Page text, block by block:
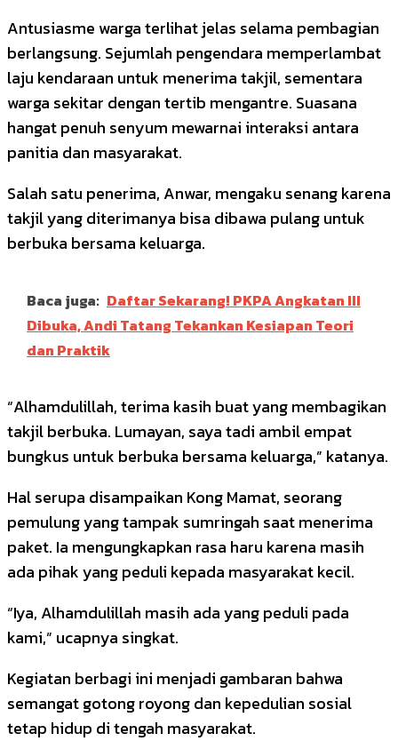
Antusiasme warga terlihat jelas selama pembagian
berlangsung. Sejumlah pengendara memperlambat
laju kendaraan untuk menerima takjil, sementara
warga sekitar dengan tertib mengantre. Suasana
hangat penuh senyum mewarnai interaksi antara
panitia dan masyarakat.
Salah satu penerima, Anwar, mengaku senang karena
takjil yang diterimanya bisa dibawa pulang untuk
berbuka bersama keluarga.
Baca juga: Daftar Sekarang! PKPA Angkatan III
Dibuka, Andi Tatang Tekankan Kesiapan Teori
dan Praktik
“Alhamdulillah, terima kasih buat yang membagikan
takjil berbuka. Lumayan, saya tadi ambil empat
bungkus untuk berbuka bersama keluarga,” katanya.
Hal serupa disampaikan Kong Mamat, seorang
pemulung yang tampak sumringah saat menerima
paket. Ia mengungkapkan rasa haru karena masih
ada pihak yang peduli kepada masyarakat kecil.
“Iya, Alhamdulillah masih ada yang peduli pada
kami,” ucapnya singkat.
Kegiatan berbagi ini menjadi gambaran bahwa
semangat gotong royong dan kepedulian sosial
tetap hidup di tengah masyarakat.